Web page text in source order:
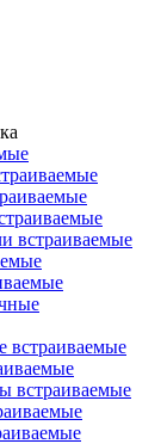
встраиваемые
встраиваемые